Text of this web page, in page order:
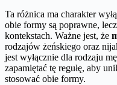
Ta różnica ma charakter
obie formy są poprawne,
kontekstach. Ważne jest, że
rodzajów żeńskiego oraz
jest wyłącznie dla rodzaju
zapamiętać tę regułę, aby
stosować obie formy.